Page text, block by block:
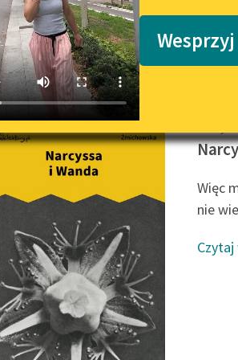
Pozytywizm Narcyza
Więc
nie
Czytaj